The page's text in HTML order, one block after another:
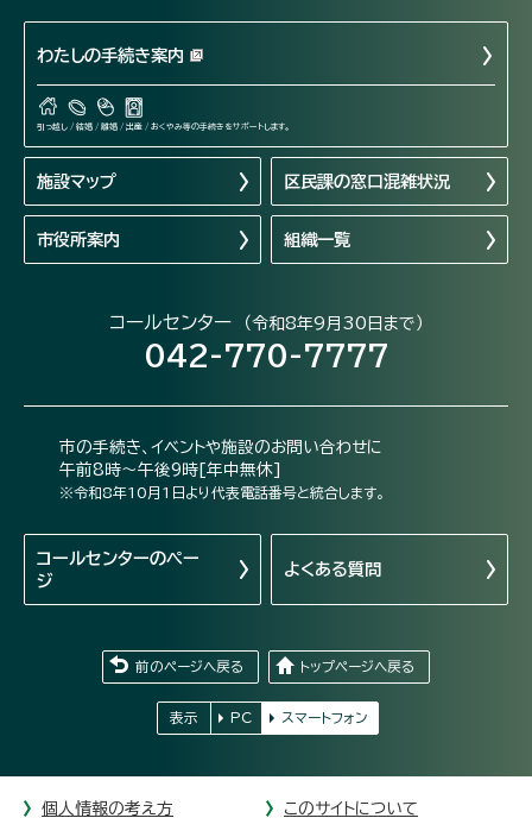
わたしの手続き案内
引っ越し / 結婚 / 離婚 / 出産 / おくやみ等の手続きをサポートします。
施設マップ 区民課の窓口混雑状況
市役所案内 組織一覧
コールセンター （令和8年9月30日まで）
042-770-7777
市の手続き、イベントや施設のお問い合わせに
午前8時～午後9時[年中無休]
※令和8年10月1日より代表電話番号と統合します。
コールセンターのペー
ジ
よくある質問
前のページへ戻る トップページへ戻る
表示 PC スマートフォン
個人情報の考え方 このサイトについて